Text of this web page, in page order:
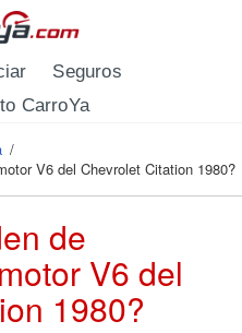
Seguros
CarroYa
/
V6 del Chevrolet Citation 1980?
de
V6 del
1980?